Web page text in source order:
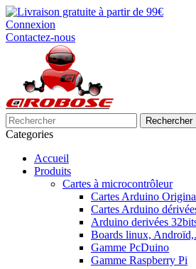
Connexion
Contactez-nous
Rechercher
Categories
Accueil
Produits
Cartes à microcontrôleur
Cartes Arduino
Cartes Arduino
Arduino derivées
Boards linux,
Gamme PcDuino
Gamme Raspberry Pi